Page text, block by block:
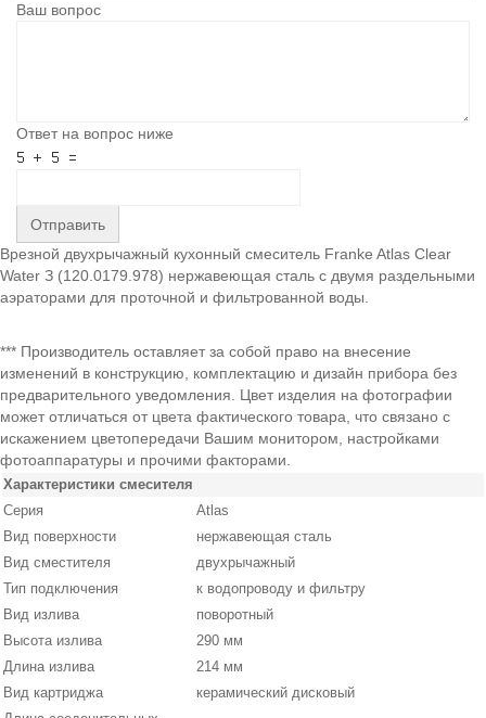
Ваш вопрос
Ответ на вопрос ниже
Отправить
Врезной двухрычажный кухонный смеситель Franke Atlas Clear
Water З (120.0179.978) нержавеющая сталь с двумя раздельными
аэраторами для проточной и фильтрованной воды.
*** Производитель оставляет за собой право на внесение
изменений в конструкцию, комплектацию и дизайн прибора без
предварительного уведомления. Цвет изделия на фотографии
может отличаться от цвета фактического товара, что связано с
искажением цветопередачи Вашим монитором, настройками
фотоаппаратуры и прочими факторами.
Характеристики смесителя
Серия
Atlas
Вид поверхности
нержавеющая сталь
Вид сместителя
двухрычажный
Тип подключения
к водопроводу и фильтру
Вид излива
поворотный
Высота излива
290 мм
Длина излива
214 мм
Вид картриджа
керамический дисковый